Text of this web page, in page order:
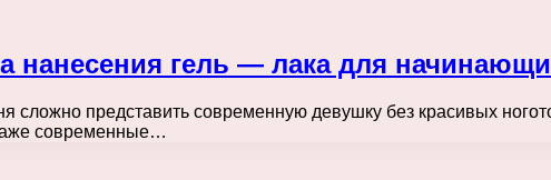
нанесения гель — лака для
сложно представить современную девушку без красивых
современные…